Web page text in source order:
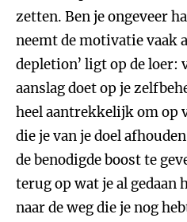
zetten. Ben je ongeveer
neemt de motivatie vaak
depletion’ ligt op de loer:
aanslag doet op je
heel aantrekkelijk om op
die je van je doel
de benodigde boost te
terug op wat je al
naar de weg die je nog